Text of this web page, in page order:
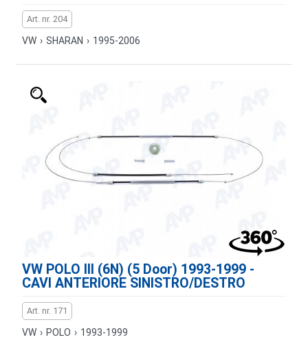
Art. nr. 204
VW › SHARAN › 1995-2006
VW POLO III (6N) (5 Door) 1993-1999 -
CAVI ANTERIORE SINISTRO/DESTRO
Art. nr. 171
VW › POLO › 1993-1999